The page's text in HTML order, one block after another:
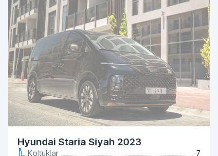
Hyundai Staria Siyah 2023
Koltuklar
7